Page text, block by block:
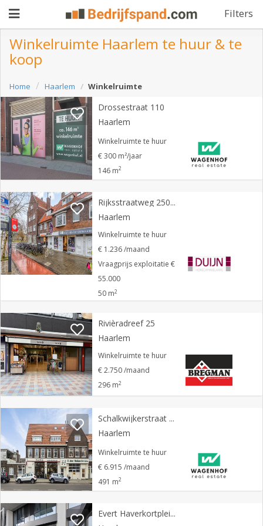
Filters
Pand
aanbieden
Pand
zoeken
Waarom
adverteren
Premium
adverteren
Registreren
Login
Winkelruimte Haarlem te huur & te
koop
Home Haarlem Winkelruimte
Drossestraat 110
Haarlem
Winkelruimte te huur
€ 300 m²/jaar
146 m2
Rijksstraatweg 250 A
Haarlem
Winkelruimte te huur
€ 1.236 /maand
Vraagprijs exploitatie €
55.000
50 m2
Rivièradreef 25
Haarlem
Winkelruimte te huur
€ 2.750 /maand
296 m2
Schalkwijkerstraat 25
Haarlem
Winkelruimte te huur
€ 6.915 /maand
491 m2
Evert Haverkortplein 1